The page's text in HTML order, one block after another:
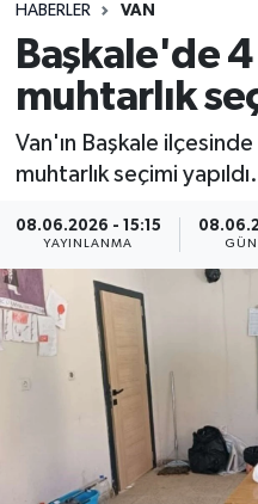
HABERLER VAN
Başkale'de
muhtarlık
Van'ın Başkale
muhtarlık seçimi yapıldı.
08.06.2026 - 15:15
YAYINLANMA
Rize Jandarma
Bilim Teknoloji
Bölge
Advertising news
Canlı Maç
ÇEVRE
Dış Haberler
Dünya
Süper Lig Puan
Tüm Manşetler
Son Dakika Haberleri
Haber Arşivi